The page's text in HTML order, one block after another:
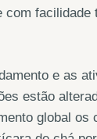
com facilidade
e as
estão
global os